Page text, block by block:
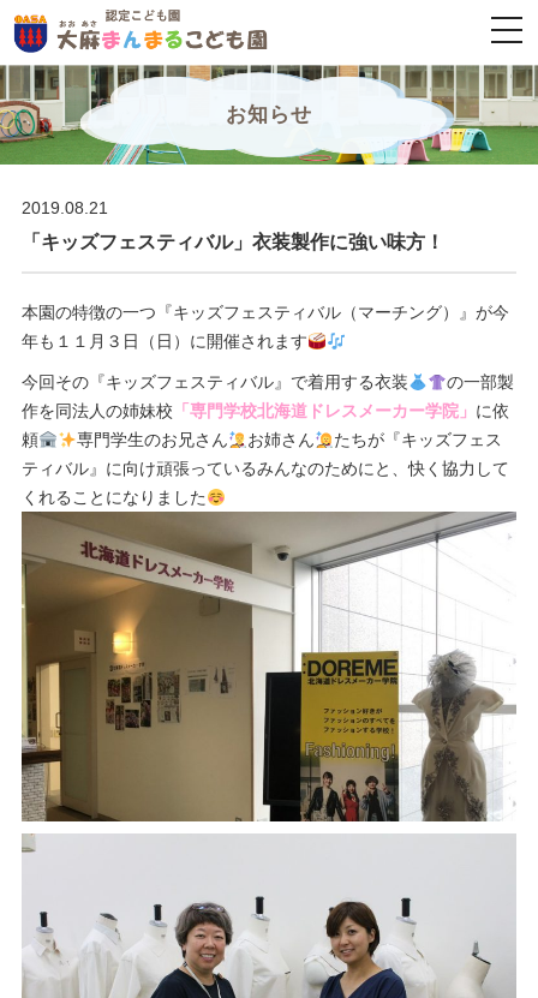
お知らせ
2019.08.21
「キッズフェスティバル」衣装製作に強い味方！
本園の特徴の一つ『キッズフェスティバル（マーチング）』が今
年も１１月３日（日）に開催されます
今回その『キッズフェスティバル』で着用する衣装
の一部製
作を同法人の姉妹校 「専門学校北海道ドレスメーカー学院」 に依
頼
専門学生のお兄さん お姉さん
たちが『キッズフェス
ティバル』に向け頑張っているみんなのためにと、快く協力して
くれることになりました